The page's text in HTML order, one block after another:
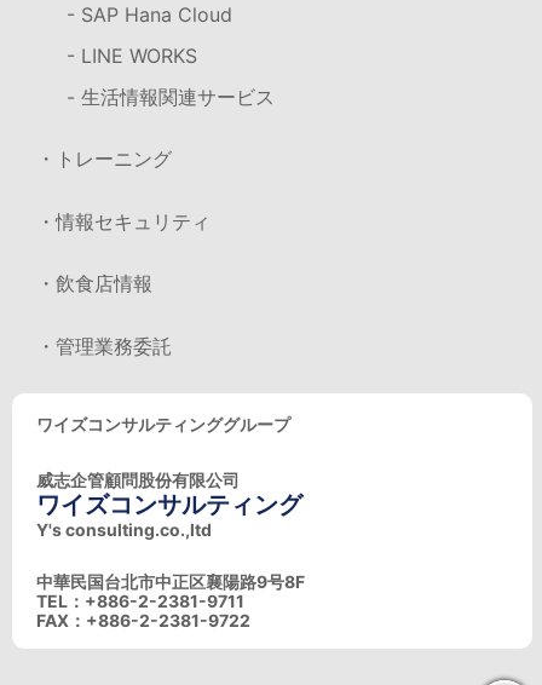
- SAP Hana Cloud
- LINE WORKS
- 生活情報関連サービス
・トレーニング
・情報セキュリティ
・飲食店情報
・管理業務委託
ワイズコンサルティンググループ
威志企管顧問股份有限公司
ワイズコンサルティング
Y's consulting.co.,ltd
中華民国台北市中正区襄陽路9号8F
TEL：+886-2-2381-9711
FAX：+886-2-2381-9722